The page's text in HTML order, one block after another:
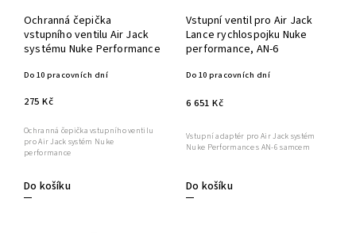
Ochranná čepička
vstupního ventilu Air Jack
systému Nuke Performance
Do 10 pracovních dní
275 Kč
Do košíku
Ochranná čepička vstupního ventilu
pro Air Jack systém Nuke
performance
Vstupní ventil pro Air Jack
Lance rychlospojku Nuke
performance, AN-6
Do 10 pracovních dní
6 651 Kč
Do košíku
Vstupní adaptér pro Air Jack systém
Nuke Performance s AN-6 samcem